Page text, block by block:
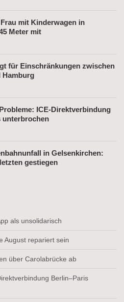
mit Kinderwagen in
Meter mit
für Einschränkungen zwischen
Hamburg
ICE-Direktverbindung
unterbrochen
in Gelsenkirchen:
gestiegen
als unsolidarisch
August repariert sein
über Carolabrücke ab
Berlin–Paris